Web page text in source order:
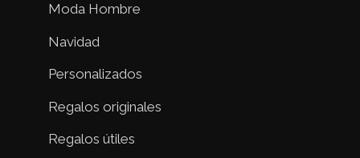
Moda Hombre
Navidad
Personalizados
Regalos originales
Regalos útiles